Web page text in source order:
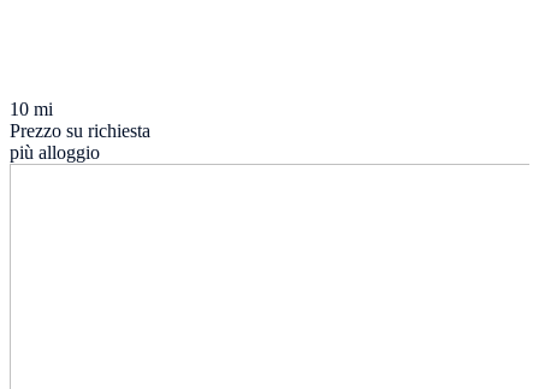
10 mi
Prezzo su richiesta
più alloggio